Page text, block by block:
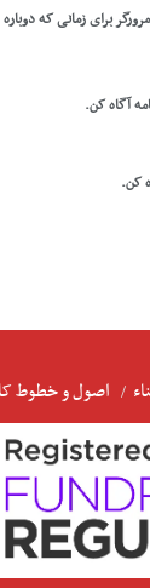
برای زمانی که
آگاه کن.
کن.
اصول و خطوط